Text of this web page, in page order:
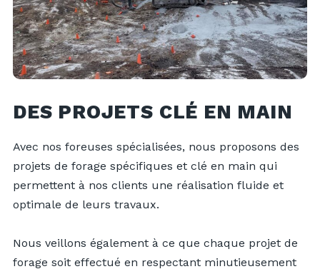
DES PROJETS CLÉ EN MAIN
Avec nos foreuses spécialisées, nous proposons des
projets de forage spécifiques et clé en main qui
permettent à nos clients une réalisation fluide et
optimale de leurs travaux.
Nous veillons également à ce que chaque projet de
forage soit effectué en respectant minutieusement